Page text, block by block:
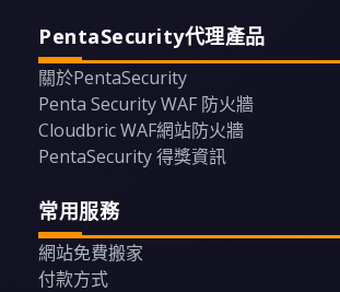
PentaSecurity代理產品
關於PentaSecurity
Penta Security WAF 防火牆
Cloudbric WAF網站防火牆
PentaSecurity 得獎資訊
常用服務
網站免費搬家
付款方式